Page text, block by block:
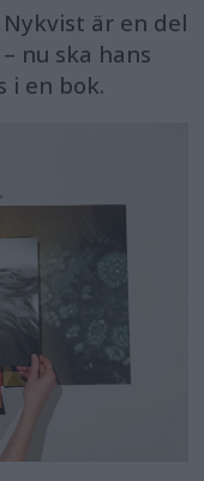
är en del
nu ska hans
i en bok.